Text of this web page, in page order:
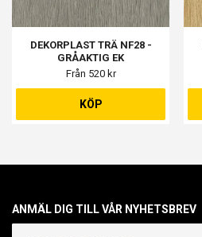
DEKORPLAST TRÄ NF28 -
GRÅAKTIG EK
Från 520 kr
KÖP
ANMÄL DIG TILL VÅR NYHETSBREV